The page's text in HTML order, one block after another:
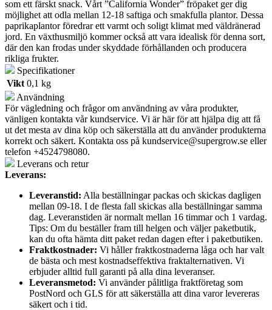
som ett färskt snack. Vårt ”California Wonder” fröpaket ger dig
möjlighet att odla mellan 12-18 saftiga och smakfulla plantor. Dessa
paprikaplantor föredrar ett varmt och soligt klimat med väldränerad
jord. En växthusmiljö kommer också att vara idealisk för denna sort,
där den kan frodas under skyddade förhållanden och producera
rikliga frukter.
Specifikationer
Vikt 0,1 kg
Användning
För vägledning och frågor om användning av våra produkter,
vänligen kontakta vår kundservice. Vi är här för att hjälpa dig att få
ut det mesta av dina köp och säkerställa att du använder produkterna
korrekt och säkert. Kontakta oss på kundservice@supergrow.se eller
telefon +4524798080.
Leverans och retur
Leverans:
Leveranstid: Alla beställningar packas och skickas dagligen
mellan 09-18. I de flesta fall skickas alla beställningar samma
dag. Leveranstiden är normalt mellan 16 timmar och 1 vardag.
Tips: Om du beställer fram till helgen och väljer paketbutik,
kan du ofta hämta ditt paket redan dagen efter i paketbutiken.
Fraktkostnader: Vi håller fraktkostnaderna låga och har valt
de bästa och mest kostnadseffektiva fraktalternativen. Vi
erbjuder alltid full garanti på alla dina leveranser.
Leveransmetod: Vi använder pålitliga fraktföretag som
PostNord och GLS för att säkerställa att dina varor levereras
säkert och i tid.